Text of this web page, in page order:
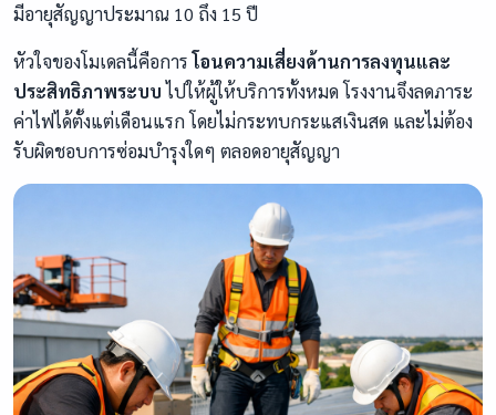
มีอายุสัญญาประมาณ 10 ถึง 15 ปี
หัวใจของโมเดลนี้คือการโอนความเสี่ยงด้านการลงทุนและ
ประสิทธิภาพระบบไปให้ผู้ให้บริการทั้งหมด โรงงานจึงลดภาระ
ค่าไฟได้ตั้งแต่เดือนแรก โดยไม่กระทบกระแสเงินสด และไม่ต้อง
รับผิดชอบการซ่อมบำรุงใดๆ ตลอดอายุสัญญา